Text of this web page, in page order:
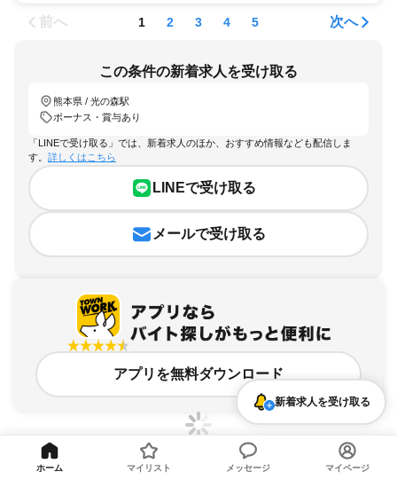
前へ 1 2 3 4 5 次へ
この条件の新着求人を受け取る
熊本県 / 光の森駅
ボーナス・賞与あり
「LINEで受け取る」では、新着求人のほか、おすすめ情報なども配信しま
す。 詳しくはこちら
LINEで受け取る
メールで受け取る
アプリを無料ダウンロード
新着求人を受け取る
ホーム マイリスト メッセージ マイページ